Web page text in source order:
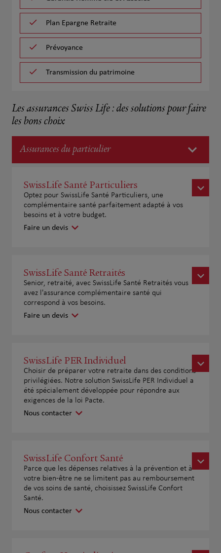
Plan Epargne Retraite
Prévoyance
Transmission du patrimoine
Les assurances Swiss Life : des solutions pour faire
les bons choix
Assurances du particulier
SwissLife Santé Particuliers
Optez pour SwissLife Santé Particuliers, une
complémentaire santé parfaitement adapté à vos
besoins et à votre budget.
Faire un devis
SwissLife Santé Retraités
Senior, retraité, avec SwissLife Santé Retraités vous
avez l'assurance complémentaire santé qui
correspond à vos besoins.
Faire un devis
SwissLife PER Individuel
Choisir de préparer votre retraite dans des conditions
privilégiées. Notre solution SwissLife PER Individuel a
été spécialement développée pour répondre aux
exigences de la loi Pacte.
Nous contacter
SwissLife Confort Santé
Parce que les dépenses relatives à la prévention et à
votre bien-être ne se limitent pas au remboursement
de vos soins de santé, choisissez SwissLife Confort
Santé.
Nous contacter